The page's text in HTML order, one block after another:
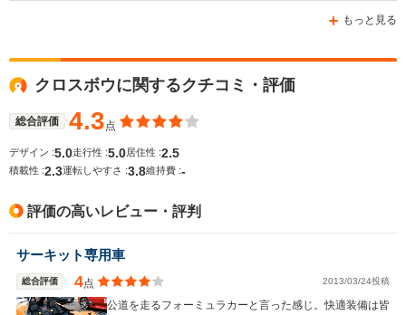
WLTCモード
燃費
もっと見る
クロスボウに関するクチコミ・評価
総合評価 4.3点
デザイン :5.0走行性 :5.0 居住性 :2.5
積載性 :2.3運転しやすさ :3.8維持費 :-
評価の高いレビュー・評判
サーキット専用車
総合評価 4点 2013/03/24投稿
公道を走るフォーミュラカーと言った感じ。快適装備は皆